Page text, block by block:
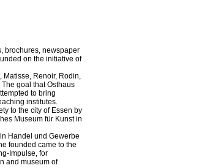
brochures, newspaper
on the initiative of
Matisse, Renoir, Rodin,
goal that Osthaus
to bring
institutes.
to the city of Essen by
Museum für Kunst in
Handel und Gewerbe
founded came to the
Impulse, for
and museum of